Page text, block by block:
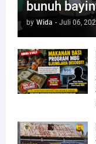
bunuh
by Wida - Juli 06,